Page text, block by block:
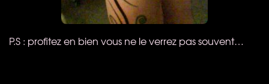
P.S : profitez en bien vous ne le verrez pas souvent…